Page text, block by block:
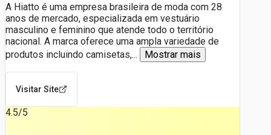
A Hiatto é uma empresa brasileira de moda com 28
anos de mercado, especializada em vestuário
masculino e feminino que atende todo o território
nacional. A marca oferece uma ampla variedade de
produtos incluindo camisetas,... Mostrar mais
Visitar Site
4.5/5